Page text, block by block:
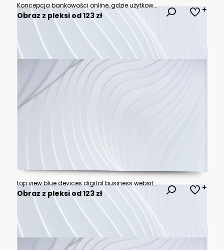
Koncepcja bankowości online, gdzie użytkownicy mogą łatwo wymieniać cyfrowe pieniądze w bezpiecznym środowisku chmurowym.
Obraz z pleksi od 123 zł
top view blue devices digital business website on screen
Obraz z pleksi od 123 zł